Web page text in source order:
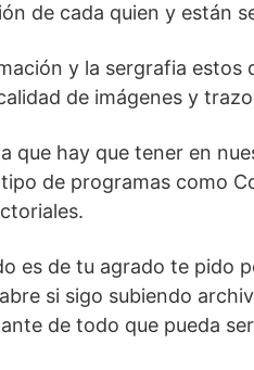
de cada quien y están
y la sergrafia
de imágenes y
que hay que tener en
de programas como
es de tu agrado te pido
si sigo subiendo
de todo que pueda